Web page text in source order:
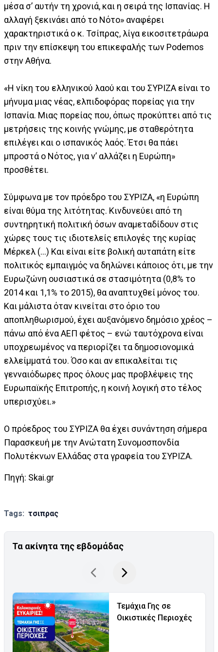
μέσα σ’ αυτήν τη χρονιά, και η σειρά της Ισπανίας. Η
αλλαγή ξεκινάει από το Νότο» αναφέρει
χαρακτηριστικά ο κ. Τσίπρας, λίγα εικοσιτετράωρα
πριν την επίσκεψη του επικεφαλής των Podemos
στην Αθήνα.
«Η νίκη του ελληνικού λαού και του ΣΥΡΙΖΑ είναι το
μήνυμα μιας νέας, ελπιδοφόρας πορείας για την
Ισπανία. Μιας πορείας που, όπως προκύπτει από τις
μετρήσεις της κοινής γνώμης, με σταθερότητα
επιλέγει και ο ισπανικός λαός. Έτσι θα πάει
μπροστά ο Νότος, για ν’ αλλάζει η Ευρώπη»
προσθέτει.
Σύμφωνα με τον πρόεδρο του ΣΥΡΙΖΑ, «η Ευρώπη
είναι θύμα της λιτότητας. Κινδυνεύει από τη
συντηρητική πολιτική όσων αναμεταδίδουν στις
χώρες τους τις ιδιοτελείς επιλογές της κυρίας
Μέρκελ (...) Και είναι είτε βολική αυταπάτη είτε
πολιτικός εμπαιγμός να δηλώνει κάποιος ότι, με την
Ευρωζώνη ουσιαστικά σε στασιμότητα (0,8% το
2014 και 1,1% το 2015), θα αναπτυχθεί μόνος του.
Και μάλιστα όταν κινείται στο όριο του
αποπληθωρισμού, έχει αυξανόμενο δημόσιο χρέος –
πάνω από ένα ΑΕΠ φέτος – ενώ ταυτόχρονα είναι
υποχρεωμένος να περιορίζει τα δημοσιονομικά
ελλείμματά του. Όσο και αν επικαλείται τις
γενναιόδωρες προς όλους μας προβλέψεις της
Ευρωπαϊκής Επιτροπής, η κοινή λογική στο τέλος
υπερισχύει.»
Ο πρόεδρος του ΣΥΡΙΖΑ θα έχει συνάντηση σήμερα
Παρασκευή με την Ανώτατη Συνομοσπονδία
Πολυτέκνων Ελλάδας στα γραφεία του ΣΥΡΙΖΑ.
Πηγή: Skai.gr
Tags: τσιπρας
Τα ακίνητα της εβδομάδας
Τεμάχια Γης σε
Οικιστικές Περιοχές